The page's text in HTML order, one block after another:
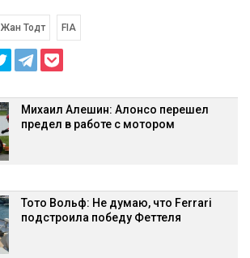
Жан Тодт FIA
Михаил Алешин: Алонсо перешел
предел в работе с мотором
Тото Вольф: Не думаю, что Ferrari
подстроила победу Феттеля